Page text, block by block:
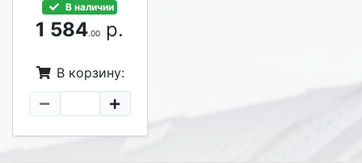
В наличии
1 584.00 р.
В корзину: